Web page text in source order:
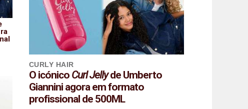
CURLY HAIR
O icónico Curl Jellyde Umberto
Giannini agora em formato
profissional de 500ML